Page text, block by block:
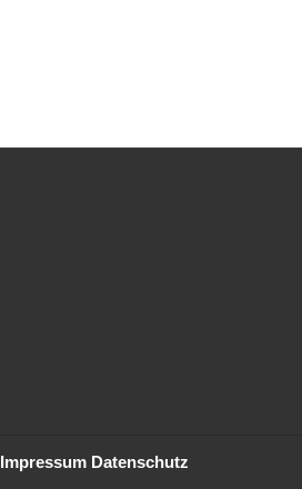
Impressum Datenschutz